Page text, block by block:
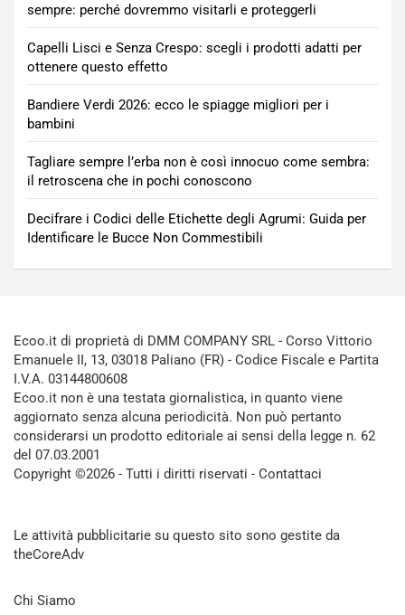
sempre: perché dovremmo visitarli e proteggerli
Capelli Lisci e Senza Crespo: scegli i prodotti adatti per
ottenere questo effetto
Bandiere Verdi 2026: ecco le spiagge migliori per i
bambini
Tagliare sempre l’erba non è così innocuo come sembra:
il retroscena che in pochi conoscono
Decifrare i Codici delle Etichette degli Agrumi: Guida per
Identificare le Bucce Non Commestibili
Ecoo.it di proprietà di DMM COMPANY SRL - Corso Vittorio
Emanuele II, 13, 03018 Paliano (FR) - Codice Fiscale e Partita
I.V.A. 03144800608
Ecoo.it non è una testata giornalistica, in quanto viene
aggiornato senza alcuna periodicità. Non può pertanto
considerarsi un prodotto editoriale ai sensi della legge n. 62
del 07.03.2001
Copyright ©2026 - Tutti i diritti riservati - Contattaci
Le attività pubblicitarie su questo sito sono gestite da
theCoreAdv
Chi Siamo